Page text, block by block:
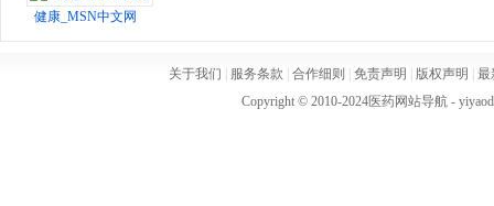
健康_MSN中文网
关于我们 服务条款 合作细则 免责声明 版权声明
最
Copyright © 2010-2024医药网站导航-